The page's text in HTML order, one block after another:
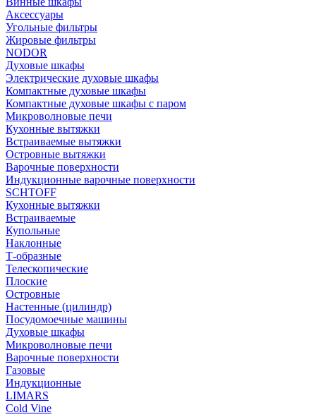
Аксессуары
Угольные фильтры
Жировые фильтры
NODOR
Духовые шкафы
Электрические духовые шкафы
Компактные духовые шкафы
Компактные духовые шкафы с паром
Микроволновые печи
Кухонные вытяжки
Встраиваемые вытяжки
Островные вытяжки
Варочные поверхности
Индукционные варочные поверхности
SCHTOFF
Кухонные вытяжки
Встраиваемые
Купольные
Наклонные
Т-образные
Телескопические
Плоские
Островные
Настенные (цилиндр)
Посудомоечные машины
Духовые шкафы
Микроволновые печи
Варочные поверхности
Газовые
Индукционные
LIMARS
Cold Vine